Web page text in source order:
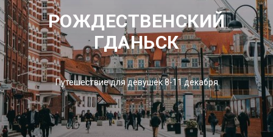
РОЖДЕСТВЕНСКИЙ
ГДАНЬСК
Путешествие для девушек 8-11 декабря